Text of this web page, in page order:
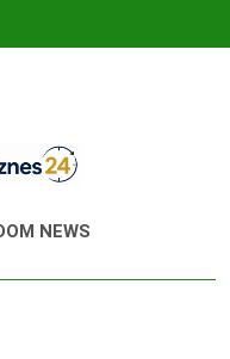
I Biznes
24
Finanse? Fachowa
NEWS